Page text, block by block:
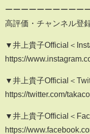
ーーーーーーーーーー
高評価・チャンネル登
▼井上貴子Official＜
https://
▼井上貴子Official＜
https://twitter.com/
▼井上貴子Official＜
https://